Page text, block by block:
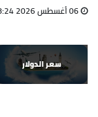
سعر الدولار